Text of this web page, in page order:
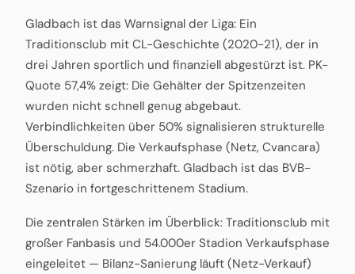
Gladbach ist das Warnsignal der Liga: Ein
Traditionsclub mit CL-Geschichte (2020-21), der in
drei Jahren sportlich und finanziell abgestürzt ist. PK-
Quote 57,4% zeigt: Die Gehälter der Spitzenzeiten
wurden nicht schnell genug abgebaut.
Verbindlichkeiten über 50% signalisieren strukturelle
Überschuldung. Die Verkaufsphase (Netz, Cvancara)
ist nötig, aber schmerzhaft. Gladbach ist das BVB-
Szenario in fortgeschrittenem Stadium.
Die zentralen Stärken im Überblick: Traditionsclub mit
großer Fanbasis und 54.000er Stadion Verkaufsphase
eingeleitet — Bilanz-Sanierung läuft (Netz-Verkauf)